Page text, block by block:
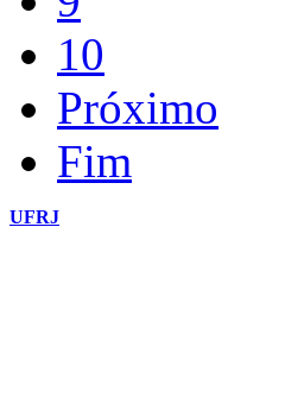
10
Próximo
Fim
UFRJ